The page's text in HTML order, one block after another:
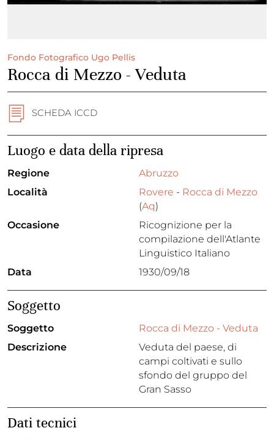
Fondo Fotografico Ugo Pellis
Rocca di Mezzo - Veduta
SCHEDA ICCD
Luogo e data della ripresa
Regione
Abruzzo
Località
Rovere - Rocca di Mezzo
(Aq)
Occasione
Ricognizione per la
compilazione dell'Atlante
Linguistico Italiano
Data
1930/09/18
Soggetto
Soggetto
Rocca di Mezzo - Veduta
Descrizione
Veduta del paese, di
campi coltivati e sullo
sfondo del gruppo del
Gran Sasso
Dati tecnici